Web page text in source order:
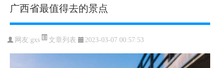
广西省最值得去的景点
网友:gxs 文章列表 2023-03-07 00:57:53